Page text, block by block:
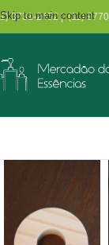
Skip to main content
3731-2452 | (11)